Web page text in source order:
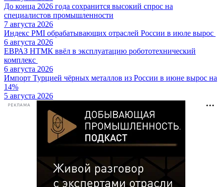
До конца 2026 года сохранится высокий спрос на
специалистов промышленности
7 августа 2026
Индекс PMI обрабатывающих отраслей России в июле вырос
6 августа 2026
ЕВРАЗ НТМК ввёл в эксплуатацию робототехнический
комплекс
6 августа 2026
Импорт Турцией чёрных металлов из России в июне вырос на
14%
5 августа 2026
РЕКЛАМА